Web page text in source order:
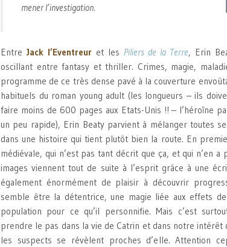
mener l’investigation.
Entre Jack l’Eventreur et les Piliers de la Terre, Erin
oscillant entre fantasy et thriller. Crimes, magie,
programme de ce très dense pavé à la couverture
habituels du roman young adult (les longueurs – ils
faire moins de 600 pages aux Etats-Unis !! – l’héroïne
un peu rapide), Erin Beaty parvient à mélanger toutes
dans une histoire qui tient plutôt bien la route. En
médiévale, qui n’est pas tant décrit que ça, et qui n’en
images viennent tout de suite à l’esprit grâce à une
également énormément de plaisir à découvrir
semble être la détentrice, une magie liée aux effets
population pour ce qu’il personnifie. Mais c’est
prendre le pas dans la vie de Catrin et dans notre intérêt
les suspects se révèlent proches d’elle. Attention